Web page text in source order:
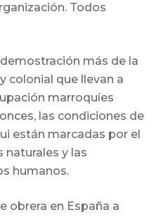
Todos
más de la
colonial que llevan a
marroquíes
las condiciones de
están marcadas por el
naturales y las
humanos.
obrera en España a